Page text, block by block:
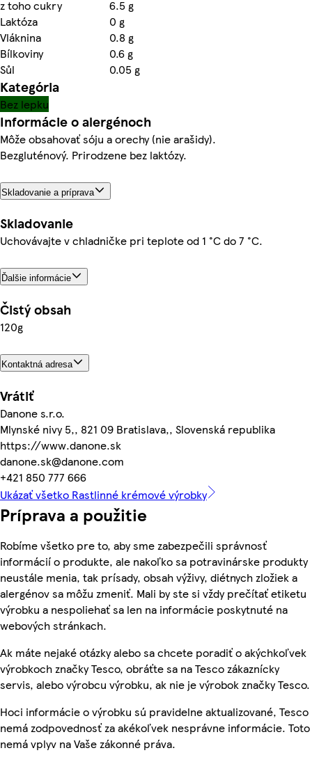
z toho cukry
6.5 g
Laktóza
0 g
Vláknina
0.8 g
Bílkoviny
0.6 g
Sůl
0.05 g
Kategória
Bez lepku
Informácie o alergénoch
Môže obsahovať sóju a orechy (nie arašidy).
Bezgluténový. Prirodzene bez laktózy.
Skladovanie a príprava
Skladovanie
Uchovávajte v chladničke pri teplote od 1 °C do 7 °C.
Ďalšie informácie
Čistý obsah
120g
Kontaktná adresa
Vrátiť
Danone s.r.o.
Mlynské nivy 5,, 821 09 Bratislava,, Slovenská republika
https://www.danone.sk
danone.sk@danone.com
+421 850 777 666
Ukázať všetko Rastlinné krémové výrobky
Príprava a použitie
Robíme všetko pre to, aby sme zabezpečili správnosť
informácií o produkte, ale nakoľko sa potravinárske produkty
neustále menia, tak prísady, obsah výživy, diétnych zložiek a
alergénov sa môžu zmeniť. Mali by ste si vždy prečítať etiketu
výrobku a nespoliehať sa len na informácie poskytnuté na
webových stránkach.
Ak máte nejaké otázky alebo sa chcete poradiť o akýchkoľvek
výrobkoch značky Tesco, obráťte sa na Tesco zákaznícky
servis, alebo výrobcu výrobku, ak nie je výrobok značky Tesco.
Hoci informácie o výrobku sú pravidelne aktualizované, Tesco
nemá zodpovednosť za akékoľvek nesprávne informácie. Toto
nemá vplyv na Vaše zákonné práva.